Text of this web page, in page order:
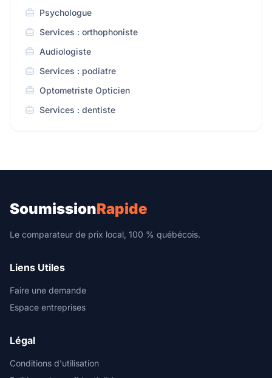
Psychologue
Services : orthophoniste
Audiologiste
Services : podiatre
Optometriste Opticien
Services : dentiste
SoumissionRapide
Le comparateur de prix local, 100 % québécois.
Liens Utiles
Faire une demande
Espace entreprises
Légal
Conditions d'utilisation